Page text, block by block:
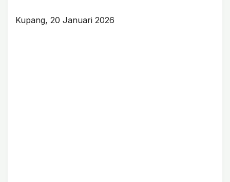
Kupang, 20 Januari 2026